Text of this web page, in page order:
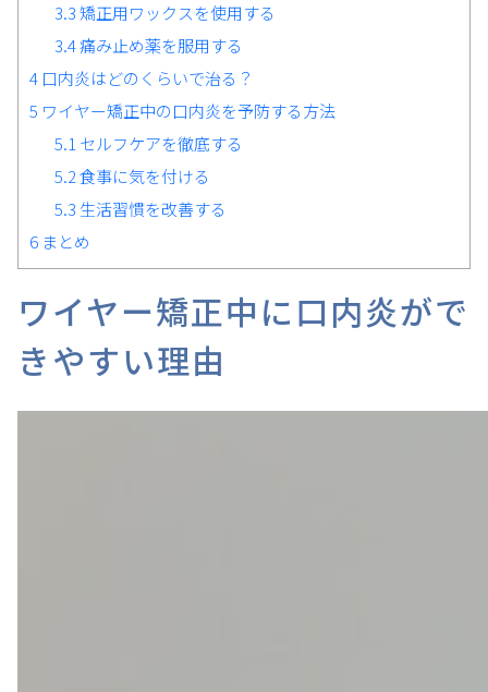
3.3矯正用ワックスを使用する
3.4痛み止め薬を服用する
4 口内炎はどのくらいで治る？
5 ワイヤー矯正中の口内炎を予防する方法
5.1 セルフケアを徹底する
5.2食事に気を付ける
5.3 生活習慣を改善する
6 まとめ
ワイヤー矯正中に口内炎がで
きやすい理由